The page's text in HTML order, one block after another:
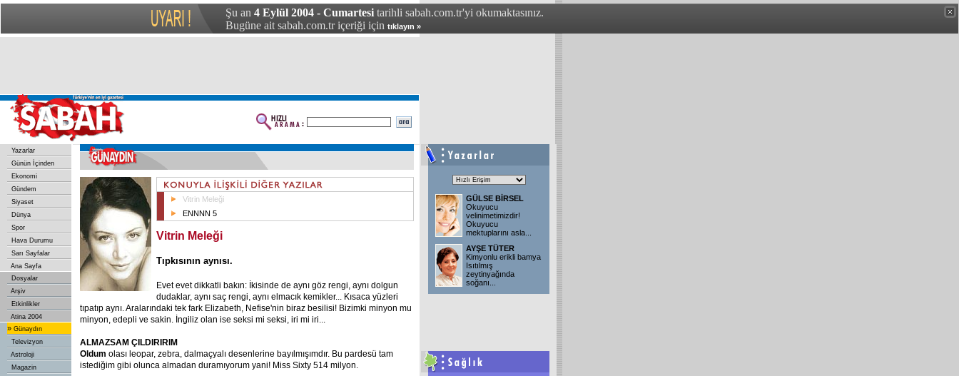
Şu an 4 Eylül 2004 - Cumartesi tarihli sabah.com.tr'yi okumaktasınız.
Bugüne ait sabah.com.tr içeriği için tıklayın »
Yazarlar
Günün İçinden
Ekonomi
Gündem
Siyaset
Dünya
Spor
Hava Durumu
Sarı Sayfalar
Ana Sayfa
Dosyalar
Arşiv
Etkinlikler
Atina 2004
» Günaydın
Televizyon
Astroloji
Magazin
Vitrin Meleği
ENNNN 5
Vitrin Meleği
Tıpkısının aynısı.
Evet evet dikkatli bakın: İkisinde de aynı göz rengi, aynı dolgun
dudaklar, aynı saç rengi, aynı elmacık kemikler... Kısaca yüzleri
tıpatıp aynı. Aralarındaki tek fark Elizabeth, Nefise'nin biraz besilisi! Bizimki minyon mu
minyon, edepli ve sakin. İngiliz olan ise seksi mi seksi, iri mi iri...
ALMAZSAM ÇILDIRIRIM
Oldum olası leopar, zebra, dalmaçyalı desenlerine bayılmışımdır. Bu pardesü tam
istediğim gibi olunca almadan duramıyorum yani! Miss Sixty 514 milyon.
GÜLSE BİRSEL
Okuyucu
velinimetimizdir!
Okuyucu
mektuplarını asla
AYŞE TÜTER
Kimyonlu erikli bamya
Isıtılmış
zeytinyağında
soğanı